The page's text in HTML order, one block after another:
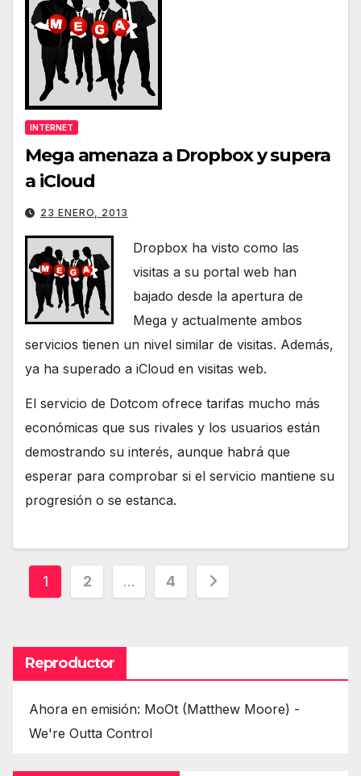
INTERNET
Mega amenaza a Dropbox y supera
a iCloud
23 ENERO, 2013
Dropbox ha visto como las
visitas a su portal web han
bajado desde la apertura de
Mega y actualmente ambos
servicios tienen un nivel similar de visitas. Además,
ya ha superado a iCloud en visitas web.
El servicio de Dotcom ofrece tarifas mucho más
económicas que sus rivales y los usuarios están
demostrando su interés, aunque habrá que
esperar para comprobar si el servicio mantiene su
progresión o se estanca.
Paginación
entradas
1 2 … 4
Reproductor
Ahora en emisión: MoOt (Matthew Moore) -
We're Outta Control